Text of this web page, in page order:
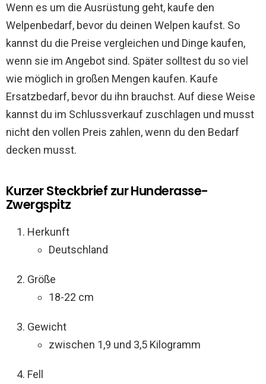
Wenn es um die Ausrüstung geht, kaufe den
Welpenbedarf, bevor du deinen Welpen kaufst. So
kannst du die Preise vergleichen und Dinge kaufen,
wenn sie im Angebot sind. Später solltest du so viel
wie möglich in großen Mengen kaufen. Kaufe
Ersatzbedarf, bevor du ihn brauchst. Auf diese Weise
kannst du im Schlussverkauf zuschlagen und musst
nicht den vollen Preis zahlen, wenn du den Bedarf
decken musst.
Kurzer Steckbrief zur Hunderasse-
Zwergspitz
Herkunft
Deutschland
Größe
18-22 cm
Gewicht
zwischen 1,9 und 3,5 Kilogramm
Fell